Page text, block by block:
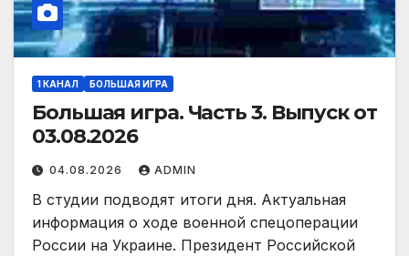
1 КАНАЛ БОЛЬШАЯ ИГРА
Большая игра. Часть 3. Выпуск от
03.08.2026
04.08.2026 ADMIN
В студии подводят итоги дня. Актуальная
информация о ходе военной спецоперации
России на Украине. Президент Российской